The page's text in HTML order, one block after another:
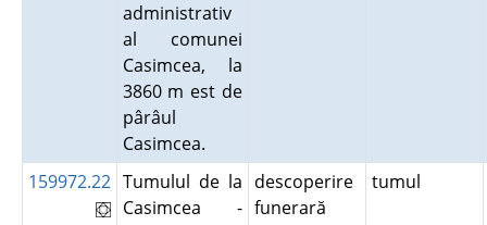
administrativ
al comunei
Casimcea, la
3860 m est de
pârâul
Casimcea.
159972.22 Tumulul de la
Casimcea -
descoperire
funerară
tumul